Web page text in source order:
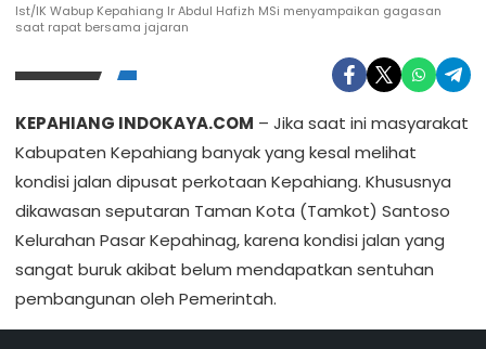
Ist/IK Wabup Kepahiang Ir Abdul Hafizh MSi menyampaikan gagasan
saat rapat bersama jajaran
KEPAHIANG INDOKAYA.COM – Jika saat ini masyarakat
Kabupaten Kepahiang banyak yang kesal melihat
kondisi jalan dipusat perkotaan Kepahiang. Khususnya
dikawasan seputaran Taman Kota (Tamkot) Santoso
Kelurahan Pasar Kepahinag, karena kondisi jalan yang
sangat buruk akibat belum mendapatkan sentuhan
pembangunan oleh Pemerintah.